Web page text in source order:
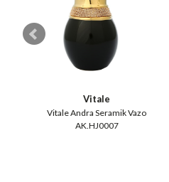
Vitale
Vitale Andra Seramik Vazo
AK.HJ0007